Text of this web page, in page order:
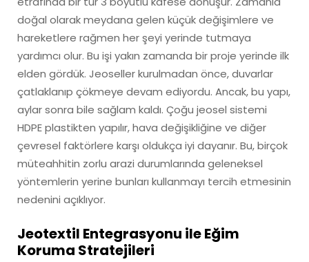
doğal olarak meydana gelen küçük değişimlere ve
hareketlere rağmen her şeyi yerinde tutmaya
yardımcı olur. Bu işi yakın zamanda bir proje yerinde ilk
elden gördük. Jeoseller kurulmadan önce, duvarlar
çatlaklanıp çökmeye devam ediyordu. Ancak, bu yapı,
aylar sonra bile sağlam kaldı. Çoğu jeosel sistemi
HDPE plastikten yapılır, hava değişikliğine ve diğer
çevresel faktörlere karşı oldukça iyi dayanır. Bu, birçok
müteahhitin zorlu arazi durumlarında geleneksel
yöntemlerin yerine bunları kullanmayı tercih etmesinin
nedenini açıklıyor.
Jeotextil Entegrasyonu ile Eğim
Koruma Stratejileri